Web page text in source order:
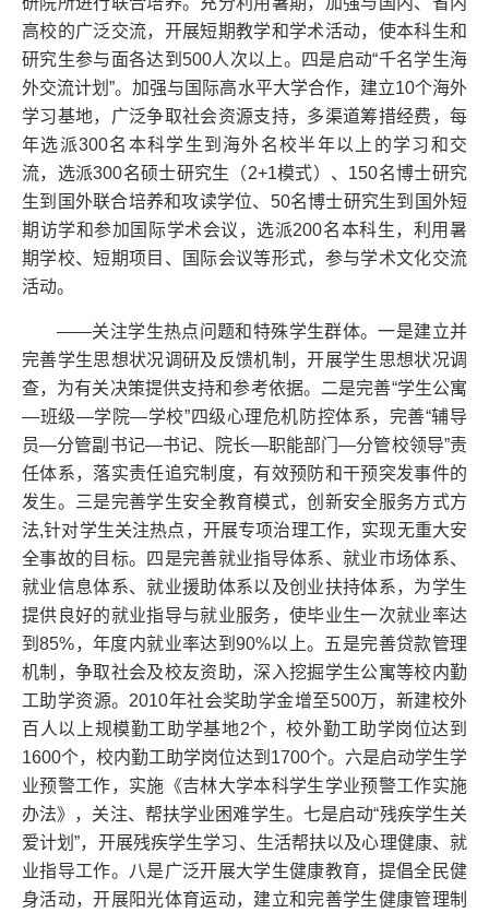
高校的广泛交流，开展短期教学和学术活动，使本科生和
研究生参与面各达到500人次以上。四是启动“千名学生海
外交流计划”。加强与国际高水平大学合作，建立10个海外
学习基地，广泛争取社会资源支持，多渠道筹措经费，每
年选派300名本科学生到海外名校半年以上的学习和交
流，选派300名硕士研究生（2+1模式）、150名博士研究
生到国外联合培养和攻读学位、50名博士研究生到国外短
期访学和参加国际学术会议，选派200名本科生，利用暑
期学校、短期项目、国际会议等形式，参与学术文化交流
活动。
——关注学生热点问题和特殊学生群体。一是建立并
完善学生思想状况调研及反馈机制，开展学生思想状况调
查，为有关决策提供支持和参考依据。二是完善“学生公寓
—班级—学院—学校”四级心理危机防控体系，完善“辅导
员—分管副书记—书记、院长—职能部门—分管校领导”责
任体系，落实责任追究制度，有效预防和干预突发事件的
发生。三是完善学生安全教育模式，创新安全服务方式方
法,针对学生关注热点，开展专项治理工作，实现无重大安
全事故的目标。四是完善就业指导体系、就业市场体系、
就业信息体系、就业援助体系以及创业扶持体系，为学生
提供良好的就业指导与就业服务，使毕业生一次就业率达
到85%，年度内就业率达到90%以上。五是完善贷款管理
机制，争取社会及校友资助，深入挖掘学生公寓等校内勤
工助学资源。2010年社会奖助学金增至500万，新建校外
百人以上规模勤工助学基地2个，校外勤工助学岗位达到
1600个，校内勤工助学岗位达到1700个。六是启动学生学
业预警工作，实施《吉林大学本科学生学业预警工作实施
办法》，关注、帮扶学业困难学生。七是启动“残疾学生关
爱计划”，开展残疾学生学习、生活帮扶以及心理健康、就
业指导工作。八是广泛开展大学生健康教育，提倡全民健
身活动，开展阳光体育运动，建立和完善学生健康管理制